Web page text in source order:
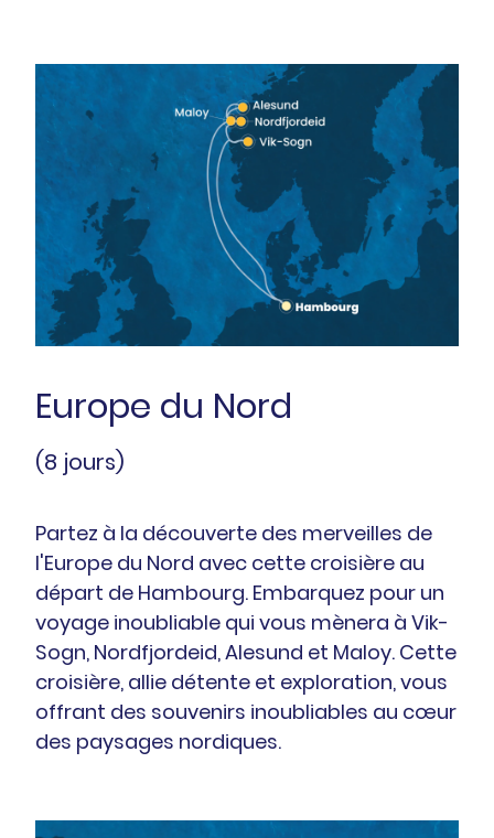
Europe du Nord
(8 jours)
Partez à la découverte des merveilles de
l'Europe du Nord avec cette croisière au
départ de Hambourg. Embarquez pour un
voyage inoubliable qui vous mènera à Vik-
Sogn, Nordfjordeid, Alesund et Maloy. Cette
croisière, allie détente et exploration, vous
offrant des souvenirs inoubliables au cœur
des paysages nordiques.